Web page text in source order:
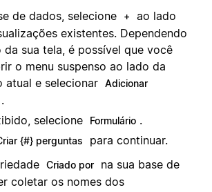
de dados, selecione
+
ao lado
existentes. Dependendo
da sua tela, é possível que você
o menu suspenso ao lado da
atual e selecionar Adicionar
.
selecione
Formulário .
{#} perguntas
para continuar.
Criado por
na sua base de
coletar os nomes dos